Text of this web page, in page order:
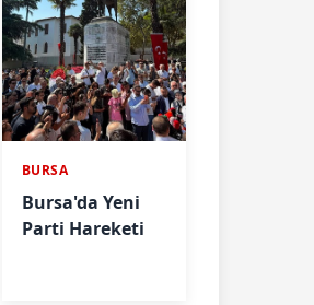
BURSA
Bursa'da Yeni
Parti Hareketi